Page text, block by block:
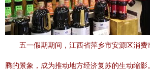
五一假期期间，江西省萍乡市安源区消
腾的景象，成为推动地方经济复苏的生动缩影